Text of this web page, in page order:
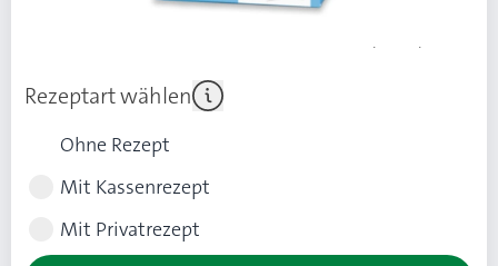
Rezeptart wählen
Ohne Rezept
Mit Kassenrezept
Mit Privatrezept